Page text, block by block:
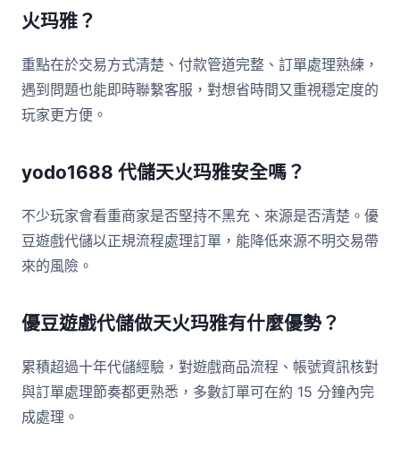
火玛雅？
重點在於交易方式清楚、付款管道完整、訂單處理熟練，
遇到問題也能即時聯繫客服，對想省時間又重視穩定度的
玩家更方便。
yodo1688 代儲天火玛雅安全嗎？
不少玩家會看重商家是否堅持不黑充、來源是否清楚。優
豆遊戲代儲以正規流程處理訂單，能降低來源不明交易帶
來的風險。
優豆遊戲代儲做天火玛雅有什麼優勢？
累積超過十年代儲經驗，對遊戲商品流程、帳號資訊核對
與訂單處理節奏都更熟悉，多數訂單可在約 15 分鐘內完
成處理。